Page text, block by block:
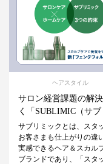
ヘアスタイル
サロン経営課題の解
く「SUBLIMIC（サブ
サブリミックとは、スタ
お客さまも仕上がりの違
実感できるヘア＆スカル
ブランドであり、「スタッ